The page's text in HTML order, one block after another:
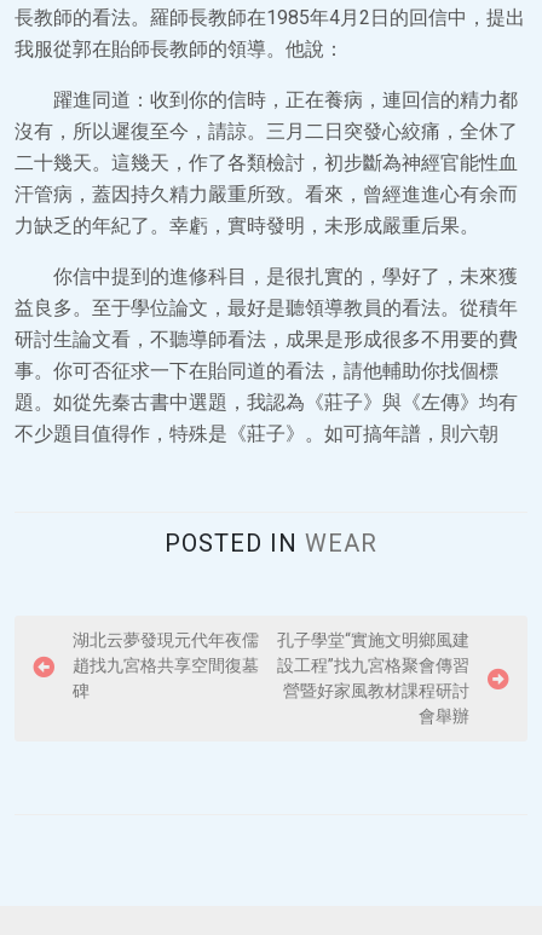
長教師的看法。羅師長教師在1985年4月2日的回信中，提出
我服從郭在貽師長教師的領導。他說：
躍進同道：收到你的信時，正在養病，連回信的精力都
沒有，所以遲復至今，請諒。三月二日突發心絞痛，全休了
二十幾天。這幾天，作了各類檢討，初步斷為神經官能性血
汗管病，蓋因持久精力嚴重所致。看來，曾經進進心有余而
力缺乏的年紀了。幸虧，實時發明，未形成嚴重后果。
你信中提到的進修科目，是很扎實的，學好了，未來獲
益良多。至于學位論文，最好是聽領導教員的看法。從積年
研討生論文看，不聽導師看法，成果是形成很多不用要的費
事。你可否征求一下在貽同道的看法，請他輔助你找個標
題。如從先秦古書中選題，我認為《莊子》與《左傳》均有
不少題目值得作，特殊是《莊子》。如可搞年譜，則六朝
POSTED IN WEAR
o
湖北云夢發現元代年夜儒
趙找九宮格共享空間復墓
碑
孔子學堂“實施文明鄉風建
設工程”找九宮格聚會傳習
營暨好家風教材課程研討
會舉辦